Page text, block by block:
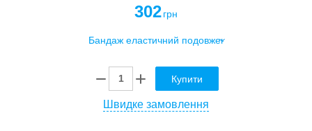
302 грн
Купити
Швидке замовлення